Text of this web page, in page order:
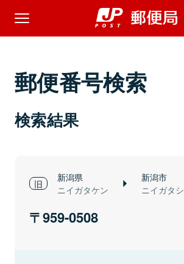
郵便番号検索
検索結果
新潟県
ニイガタケン
新潟市
ニイガタシ
959-0508